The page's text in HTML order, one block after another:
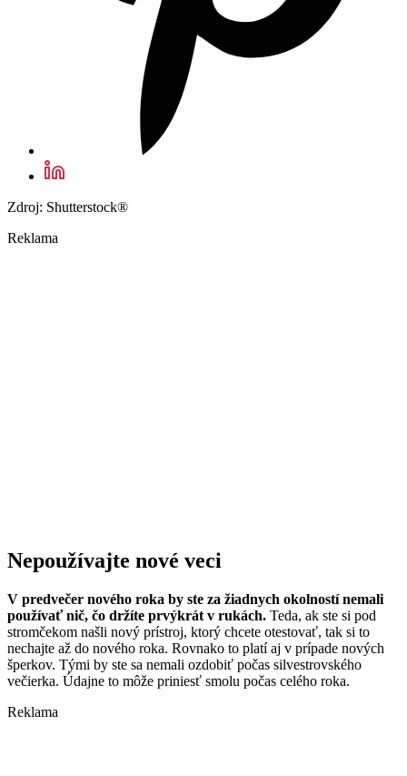
Zdroj: Shutterstock®
Reklama
Nepoužívajte nové veci
V predvečer nového roka by ste za žiadnych okolností nemali
používať nič, čo držíte prvýkrát v rukách. Teda, ak ste si pod
stromčekom našli nový prístroj, ktorý chcete otestovať, tak si to
nechajte až do nového roka. Rovnako to platí aj v prípade nových
šperkov. Tými by ste sa nemali ozdobiť počas silvestrovského
večierka. Údajne to môže priniesť smolu počas celého roka.
Reklama